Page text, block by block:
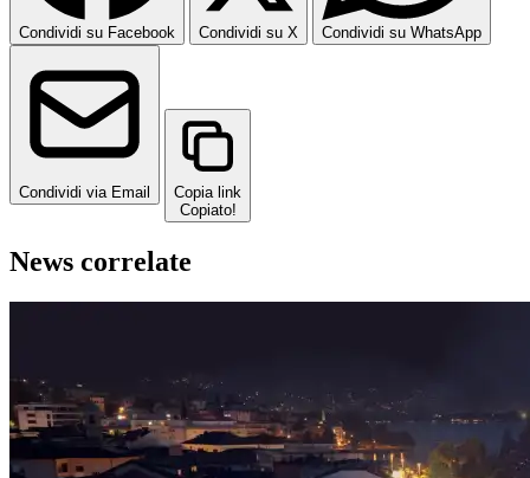
Condividi su Facebook Condividi su X Condividi su WhatsApp
Condividi via Email
Copia link
Copiato!
News correlate